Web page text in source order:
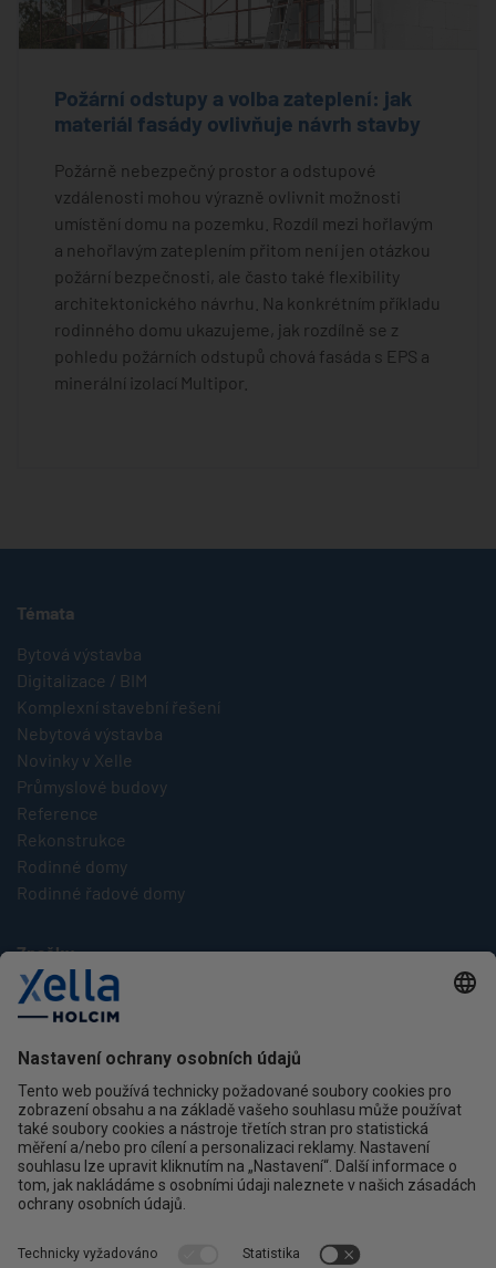
Požární odstupy a volba zateplení: jak
materiál fasády ovlivňuje návrh stavby
Požárně nebezpečný prostor a odstupové
vzdálenosti mohou výrazně ovlivnit možnosti
umístění domu na pozemku. Rozdíl mezi hořlavým
a nehořlavým zateplením přitom není jen otázkou
požární bezpečnosti, ale často také flexibility
architektonického návrhu. Na konkrétním příkladu
rodinného domu ukazujeme, jak rozdílně se z
pohledu požárních odstupů chová fasáda s EPS a
minerální izolací Multipor.
Témata
Bytová výstavba
Digitalizace / BIM
Komplexní stavební řešení
Nebytová výstavba
Novinky v Xelle
Průmyslové budovy
Reference
Rekonstrukce
Rodinné domy
Rodinné řadové domy
Značky
Multipor
Silka
Xella
Kontakt
Ochrana osobních údajů